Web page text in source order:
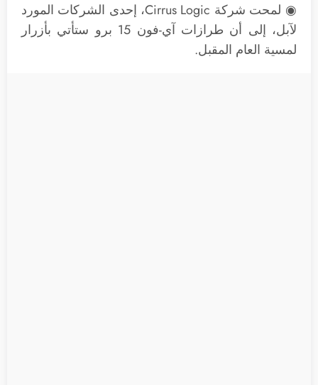
◉ لمحت شركة Cirrus Logic، إحدى الشركات المورد
لآبل، إلى أن طرازات آي-فون 15 برو ستأتي بأزرار
لمسية العام المقبل.